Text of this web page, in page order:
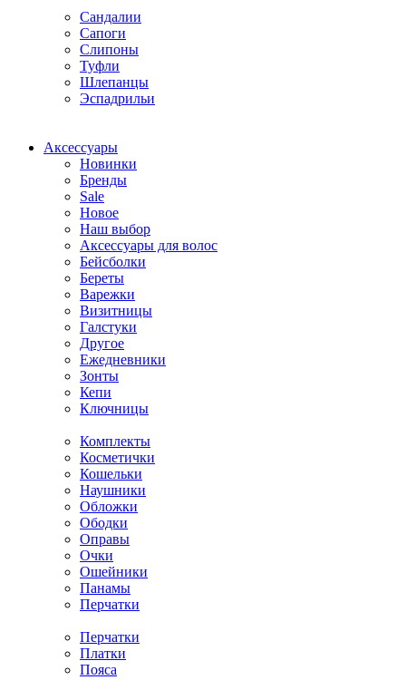
Сандалии
Сапоги
Слипоны
Туфли
Шлепанцы
Эспадрильи
Аксессуары
Новинки
Бренды
Sale
Новое
Наш выбор
Аксессуары для волос
Бейсболки
Береты
Варежки
Визитницы
Галстуки
Другое
Ежедневники
Зонты
Кепи
Ключницы
Комплекты
Косметички
Кошельки
Наушники
Обложки
Ободки
Оправы
Очки
Ошейники
Панамы
Перчатки
Перчатки
Платки
Пояса